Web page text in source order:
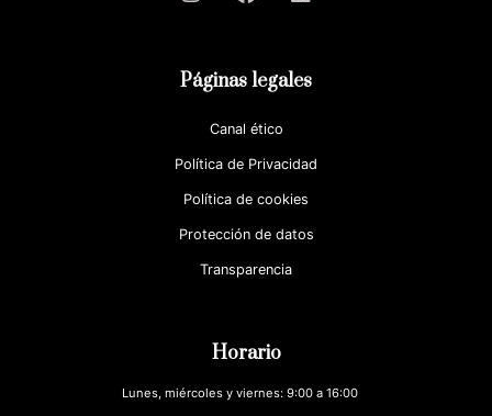
Páginas legales
Canal ético
Política de Privacidad
Política de cookies
Protección de datos
Transparencia
Horario
Lunes, miércoles y viernes: 9:00 a 16:00